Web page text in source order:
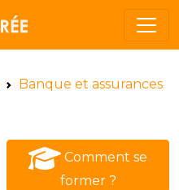
Banque et assurances
Comment se
former ?